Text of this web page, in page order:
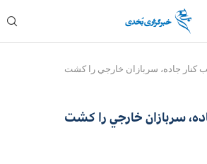
كنار جاده، سربازان خارجي را كشت
سربازان خارجي را كشت